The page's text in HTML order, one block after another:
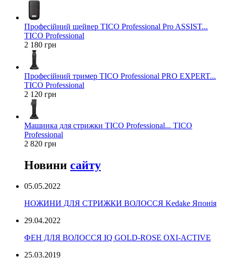
Професійний шейвер TICO Professional Pro ASSIST...
TICO Professional
2 180 грн
Професійний тример TICO Professional PRO EXPERT...
TICO Professional
2 120 грн
Машинка для стрижки TICO Professional... TICO
Professional
2 820 грн
Новини сайту
05.05.2022
НОЖИНИ ДЛЯ СТРИЖКИ ВОЛОССЯ Kedake Японія
29.04.2022
ФЕН ДЛЯ ВОЛОССЯ IQ GOLD-ROSE OXI-ACTIVE
25.03.2019